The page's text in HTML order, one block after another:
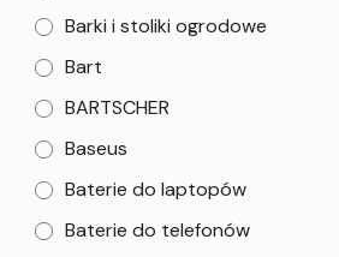
Barki i stoliki ogrodowe
Bart
BARTSCHER
Baseus
Baterie do laptopów
Baterie do telefonów